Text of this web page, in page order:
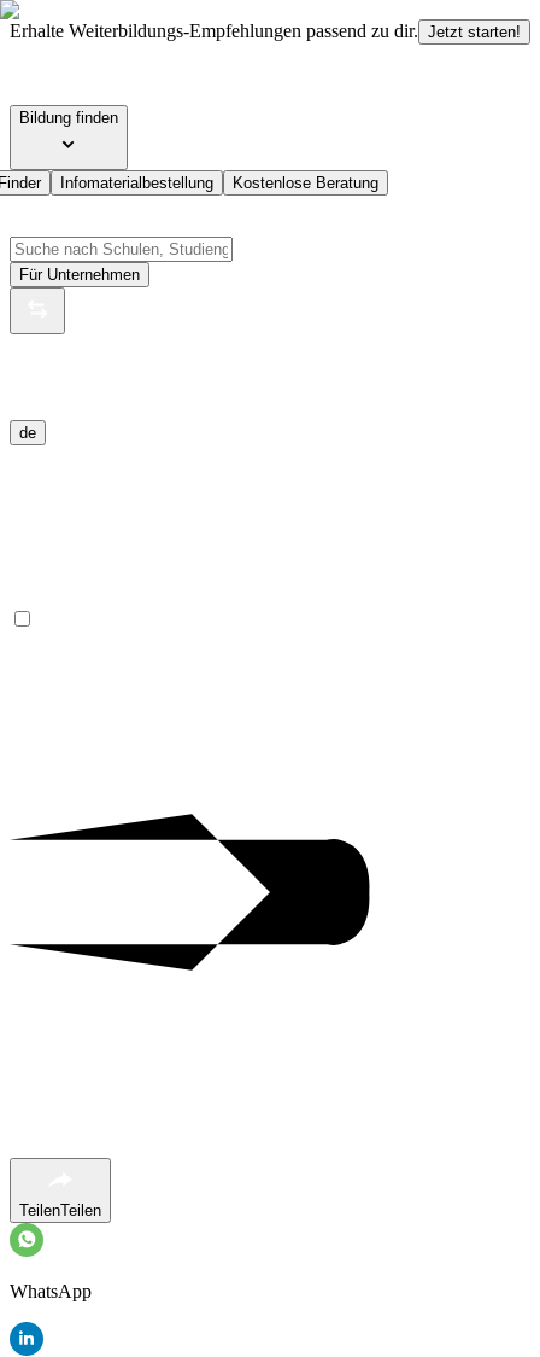
Erhalte Weiterbildungs-Empfehlungen passend zu dir. Jetzt starten!
Bildung finden
Infomaterialbestellung Kostenlose Beratung
Für Unternehmen
de
TeilenTeilen
WhatsApp